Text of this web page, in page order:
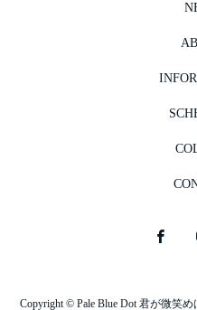
Copyright © Pale Blue Dot 君が微笑